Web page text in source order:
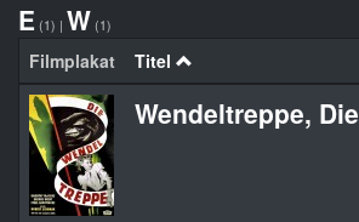
E (1) | W (1)
Filmplakat Titel
Wendeltreppe, Die